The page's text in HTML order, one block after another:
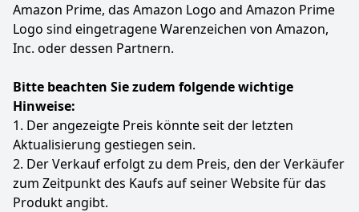
Amazon Prime, das Amazon Logo and Amazon Prime
Logo sind eingetragene Warenzeichen von Amazon,
Inc. oder dessen Partnern.
Bitte beachten Sie zudem folgende wichtige
Hinweise:
1. Der angezeigte Preis könnte seit der letzten
Aktualisierung gestiegen sein.
2. Der Verkauf erfolgt zu dem Preis, den der Verkäufer
zum Zeitpunkt des Kaufs auf seiner Website für das
Produkt angibt.